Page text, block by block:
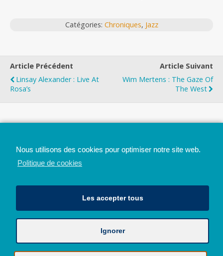
Catégories: Chroniques, Jazz
Article Précédent
Linsay Alexander : Live At
Rosa’s
Article Suivant
Wim Mertens : The Gaze Of
The West
Avec le soutien de la Province de Liège
© 2026 - Tous droits réservés - JazzMania
Nous utilisons des cookies pour optimiser notre site web.
Politique de cookies
Les accepter tous
Ignorer